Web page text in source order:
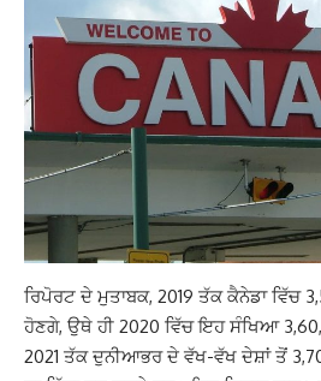
ਰਿਪੋਰਟ ਦੇ ਮੁਤਾਬਕ, 2019 ਤੱਕ ਕੈਨੇਡਾ ਵਿੱਚ
ਹੋਣਗੇ, ਉਥੇ ਹੀ 2020 ਵਿੱਚ ਇਹ ਸੰਖਿਆ
2021 ਤੱਕ ਦੁਨੀਆਭਰ ਦੇ ਵੱਖ-ਵੱਖ ਦੇਸ਼ਾਂ ਤੋਂ